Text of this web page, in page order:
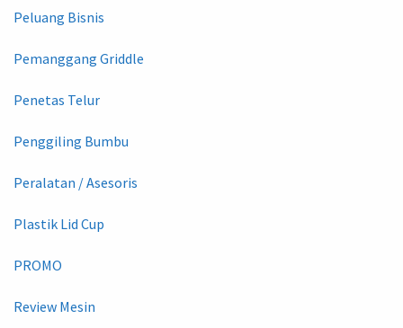
Peluang Bisnis
Pemanggang Griddle
Penetas Telur
Penggiling Bumbu
Peralatan / Asesoris
Plastik Lid Cup
PROMO
Review Mesin